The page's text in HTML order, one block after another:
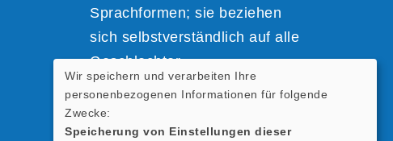
Sprachformen; sie beziehen
sich selbstverständlich auf alle
Geschlechter.
Wir speichern und verarbeiten Ihre
personenbezogenen Informationen für folgende
Zwecke:
Speicherung von Einstellungen dieser